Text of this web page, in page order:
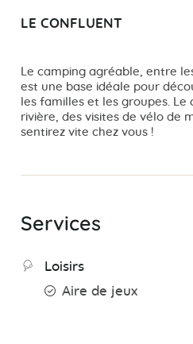
LE CONFLUENT
Le camping agréable, entre
est une base idéale pour
les familles et les groupes.
rivière, des visites de vélo de
sentirez vite chez vous !
Services
Loisirs
Aire de jeux